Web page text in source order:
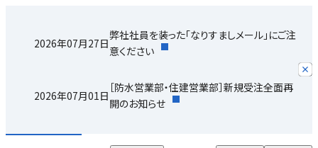
2026年07月27日
弊社社員を装った「なりすましメール」にご注
意ください
2026年07月01日
［防水営業部・住建営業部］新規受注全面再
開のお知らせ